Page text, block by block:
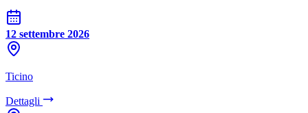
12 settembre 2026
Ticino
Dettagli